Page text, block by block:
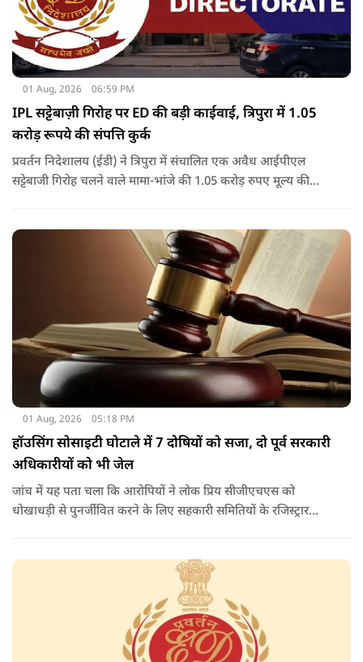
01 Aug, 2026 06:59 PM
IPL सट्टेबाज़ी गिरोह पर ED की बड़ी काईवाई, त्रिपुरा में 1.05
करोड़ रूपये की संपत्ति कुर्क
प्रवर्तन निदेशालय (ईडी) ने त्रिपुरा में संचालित एक अवैध आईपीएल
सट्टेबाजी गिरोह चलने वाले मामा-भांजे की 1.05 करोड़ रुपए मूल्य की
01 Aug, 2026 05:18 PM
हॉउसिंग सोसाइटी घोटाले में 7 दोषियों को सजा, दो पूर्व सरकारी
अधिकारीयों को भी जेल
जांच में यह पता चला कि आरोपियों ने लोक प्रिय सीजीएचएस को
धोखाधड़ी से पुनर्जीवित करने के लिए सहकारी समितियों के रजिस्ट्रार
प्राधिकरण (डीडीए) से भूमि का आवंटन प्राप्त किया.